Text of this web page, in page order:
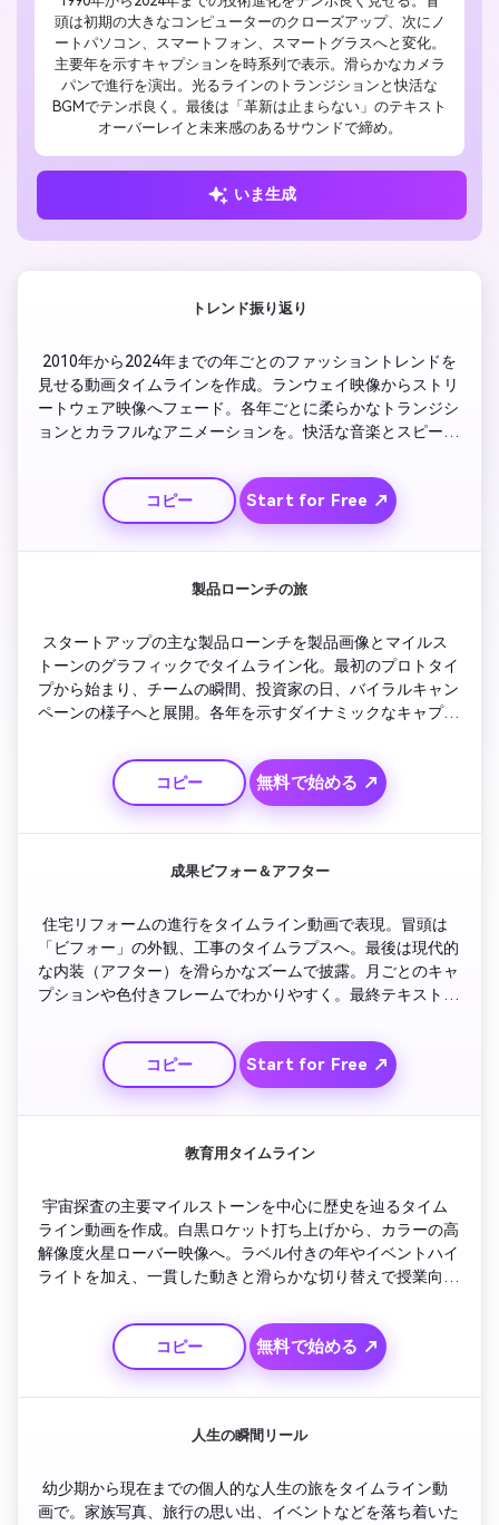
頭は初期の大きなコンピューターのクローズアップ、次にノ
ートパソコン、スマートフォン、スマートグラスへと変化。
主要年を示すキャプションを時系列で表示。滑らかなカメラ
パンで進行を演出。光るラインのトランジションと快活な
BGMでテンポ良く。最後は「革新は止まらない」のテキスト
オーバーレイと未来感のあるサウンドで締め。
いま生成
トレンド振り返り
2010年から2024年までの年ごとのファッショントレンドを
見せる動画タイムラインを作成。ランウェイ映像からストリ
ートウェア映像へフェード。各年ごとに柔らかなトランジシ
ョンとカラフルなアニメーションを。快活な音楽とスピーデ
キャプションで締め。
コピー
Start for Free ↗
製品ローンチの旅
スタートアップの主な製品ローンチを製品画像とマイルス
トーンのグラフィックでタイムライン化。最初のプロトタイ
プから始まり、チームの瞬間、投資家の日、バイラルキャン
ペーンの様子へと展開。各年を示すダイナミックなキャプシ
コピー 無料で始める ↗
成果ビフォー＆アフター
住宅リフォームの進行をタイムライン動画で表現。冒頭は
「ビフォー」の外観、工事のタイムラプスへ。最後は現代的
な内装（アフター）を滑らかなズームで披露。月ごとのキャ
プションや色付きフレームでわかりやすく。最終テキスト
コピー Start for Free ↗
教育用タイムライン
宇宙探査の主要マイルストーンを中心に歴史を辿るタイム
ライン動画を作成。白黒ロケット打ち上げから、カラーの高
解像度火星ローバー映像へ。ラベル付きの年やイベントハイ
ライトを加え、一貫した動きと滑らかな切り替えで授業向け
コピー 無料で始める ↗
人生の瞬間リール
幼少期から現在までの個人的な人生の旅をタイムライン動
画で。家族写真、旅行の思い出、イベントなどを落ち着いた